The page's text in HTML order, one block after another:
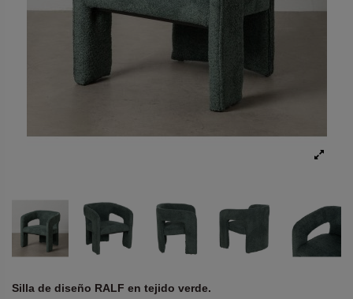
Silla de diseño RALF en tejido verde.